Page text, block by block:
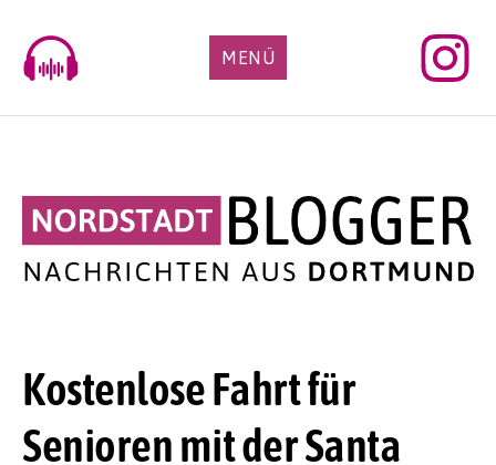
content
MENÜ
Kostenlose Fahrt für
Senioren mit der Santa